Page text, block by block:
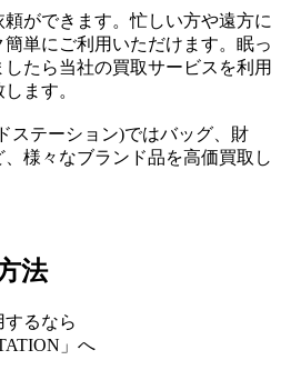
ができます。忙しい方や遠方に
単にご利用いただけます。眠っ
たら当社の買取サービスを利用
ます。
ステーション)ではバッグ、財
様々なブランド品を高価買取し
法
るなら
」へ